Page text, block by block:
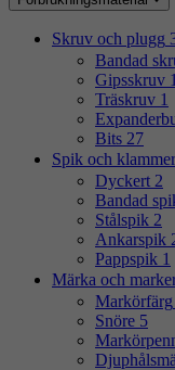
Skruv och plugg
Bandad
Gipsskruv 1
Träskruv 1
Bits 27
Spik och klammer
Dyckert 2
Bandad
Stålspik 2
Ankarspik
Pappspik 1
Märka och
Markörfärg
Snöre 5